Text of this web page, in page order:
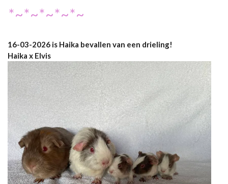
*~*~*~*~*~
16-03-2026 is Haika bevallen van een drieling!
Haika x Elvis